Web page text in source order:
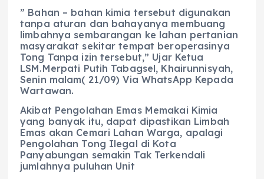
” Bahan – bahan kimia tersebut digunakan
tanpa aturan dan bahayanya membuang
limbahnya sembarangan ke lahan pertanian
masyarakat sekitar tempat beroperasinya
Tong Tanpa izin tersebut,” Ujar Ketua
LSM.Merpati Putih Tabagsel, Khairunnisyah,
Senin malam( 21/09) Via WhatsApp Kepada
Wartawan.
Akibat Pengolahan Emas Memakai Kimia
yang banyak itu, dapat dipastikan Limbah
Emas akan Cemari Lahan Warga, apalagi
Pengolahan Tong Ilegal di Kota
Panyabungan semakin Tak Terkendali
jumlahnya puluhan Unit